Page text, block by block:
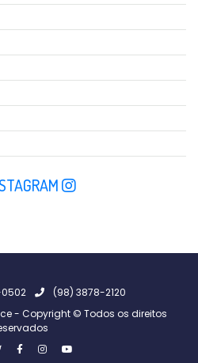
(98) 3878-2120
- Copyright © Todos os direitos